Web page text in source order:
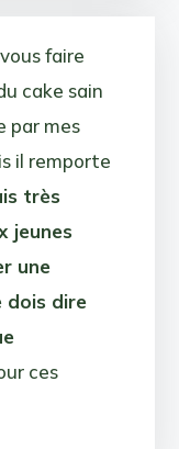
faire
cake sain
par mes
il remporte
très
jeunes
une
dois dire
ces